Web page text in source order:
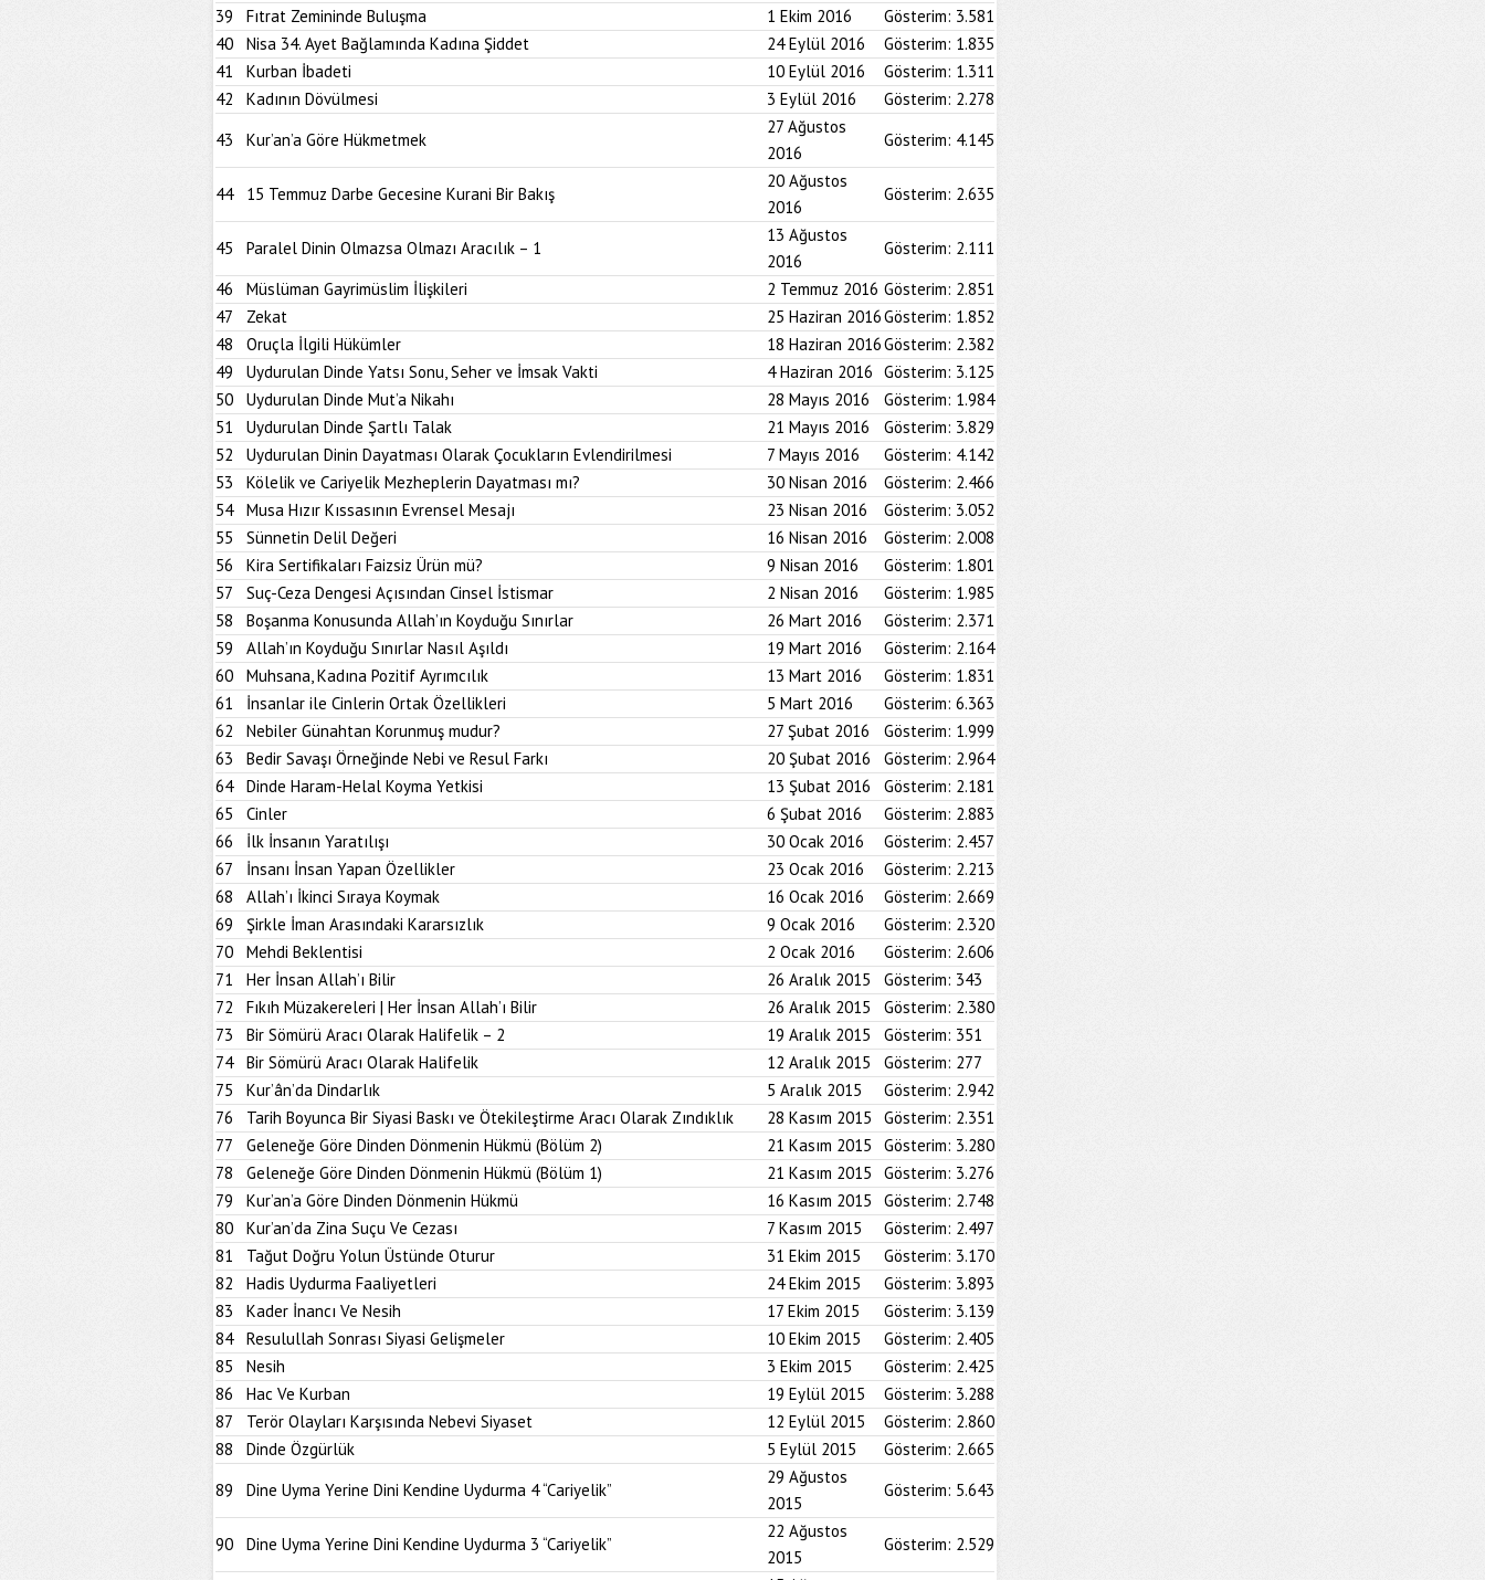
39
Fıtrat Zemininde Buluşma 1 Ekim 2016 Gösterim: 3.581
40
Nisa 34. Ayet Bağlamında Kadına Şiddet 24 Eylül 2016 Gösterim: 1.835
41
Kurban İbadeti 10 Eylül 2016 Gösterim: 1.311
42
Kadının Dövülmesi 3 Eylül 2016 Gösterim: 2.278
43
Kur’an’a Göre Hükmetmek
27 Ağustos
2016
Gösterim: 4.145
44 15 Temmuz Darbe Gecesine Kurani Bir Bakış
20 Ağustos
2016
Gösterim: 2.635
45 Paralel Dinin Olmazsa Olmazı Aracılık – 1
13 Ağustos
2016
Gösterim: 2.111
46
Müslüman Gayrimüslim İlişkileri 2 Temmuz 2016 Gösterim: 2.851
47
Zekat 25 Haziran 2016Gösterim: 1.852
48
Oruçla İlgili Hükümler 18 Haziran 2016Gösterim: 2.382
49
Uydurulan Dinde Yatsı Sonu, Seher ve İmsak Vakti 4 Haziran 2016 Gösterim: 3.125
50
Uydurulan Dinde Mut’a Nikahı 28 Mayıs 2016 Gösterim: 1.984
51
Uydurulan Dinde Şartlı Talak 21 Mayıs 2016 Gösterim: 3.829
52
Uydurulan Dinin Dayatması Olarak Çocukların Evlendirilmesi 7 Mayıs 2016 Gösterim: 4.142
53
Kölelik ve Cariyelik Mezheplerin Dayatması mı? 30 Nisan 2016 Gösterim: 2.466
54
Musa Hızır Kıssasının Evrensel Mesajı 23 Nisan 2016 Gösterim: 3.052
55
Sünnetin Delil Değeri 16 Nisan 2016 Gösterim: 2.008
56
Kira Sertifikaları Faizsiz Ürün mü? 9 Nisan 2016 Gösterim: 1.801
57
Suç-Ceza Dengesi Açısından Cinsel İstismar 2 Nisan 2016 Gösterim: 1.985
58
Boşanma Konusunda Allah’ın Koyduğu Sınırlar 26 Mart 2016 Gösterim: 2.371
59
Allah’ın Koyduğu Sınırlar Nasıl Aşıldı 19 Mart 2016 Gösterim: 2.164
60
Muhsana, Kadına Pozitif Ayrımcılık 13 Mart 2016 Gösterim: 1.831
61
İnsanlar ile Cinlerin Ortak Özellikleri 5 Mart 2016 Gösterim: 6.363
62
Nebiler Günahtan Korunmuş mudur? 27 Şubat 2016 Gösterim: 1.999
63
Bedir Savaşı Örneğinde Nebi ve Resul Farkı 20 Şubat 2016 Gösterim: 2.964
64
Dinde Haram-Helal Koyma Yetkisi 13 Şubat 2016 Gösterim: 2.181
65
Cinler 6 Şubat 2016 Gösterim: 2.883
66
İlk İnsanın Yaratılışı 30 Ocak 2016 Gösterim: 2.457
67
İnsanı İnsan Yapan Özellikler 23 Ocak 2016 Gösterim: 2.213
68
Allah’ı İkinci Sıraya Koymak 16 Ocak 2016 Gösterim: 2.669
69
Şirkle İman Arasındaki Kararsızlık 9 Ocak 2016 Gösterim: 2.320
70
Mehdi Beklentisi 2 Ocak 2016 Gösterim: 2.606
71
Her İnsan Allah’ı Bilir 26 Aralık 2015 Gösterim: 343
72
Fıkıh Müzakereleri | Her İnsan Allah’ı Bilir 26 Aralık 2015 Gösterim: 2.380
73
Bir Sömürü Aracı Olarak Halifelik – 2 19 Aralık 2015 Gösterim: 351
74
Bir Sömürü Aracı Olarak Halifelik 12 Aralık 2015 Gösterim: 277
75
Kur’ân’da Dindarlık 5 Aralık 2015 Gösterim: 2.942
76
Tarih Boyunca Bir Siyasi Baskı ve Ötekileştirme Aracı Olarak Zındıklık 28 Kasım 2015 Gösterim: 2.351
77
Geleneğe Göre Dinden Dönmenin Hükmü (Bölüm 2) 21 Kasım 2015 Gösterim: 3.280
78
Geleneğe Göre Dinden Dönmenin Hükmü (Bölüm 1) 21 Kasım 2015 Gösterim: 3.276
79
Kur’an’a Göre Dinden Dönmenin Hükmü 16 Kasım 2015 Gösterim: 2.748
80
Kur’an’da Zina Suçu Ve Cezası 7 Kasım 2015 Gösterim: 2.497
81
Tağut Doğru Yolun Üstünde Oturur 31 Ekim 2015 Gösterim: 3.170
82
Hadis Uydurma Faaliyetleri 24 Ekim 2015 Gösterim: 3.893
83
Kader İnancı Ve Nesih 17 Ekim 2015 Gösterim: 3.139
84
Resulullah Sonrası Siyasi Gelişmeler 10 Ekim 2015 Gösterim: 2.405
85
Nesih 3 Ekim 2015 Gösterim: 2.425
86
Hac Ve Kurban 19 Eylül 2015 Gösterim: 3.288
87
Terör Olayları Karşısında Nebevi Siyaset 12 Eylül 2015 Gösterim: 2.860
88
Dinde Özgürlük 5 Eylül 2015 Gösterim: 2.665
89
Dine Uyma Yerine Dini Kendine Uydurma 4 “Cariyelik”
29 Ağustos
2015
Gösterim: 5.643
90 Dine Uyma Yerine Dini Kendine Uydurma 3 “Cariyelik”
22 Ağustos
2015
Gösterim: 2.529